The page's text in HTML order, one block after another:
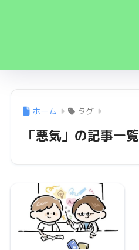
ホーム タグ
「悪気」の記事一覧